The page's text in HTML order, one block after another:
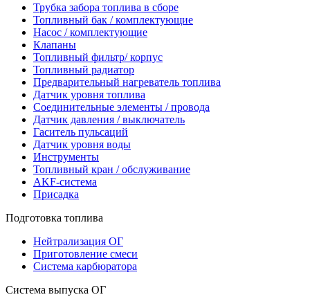
Трубка забора топлива в сборе
Топливный бак / комплектующие
Насос / комплектующие
Клапаны
Топливный фильтр/ корпус
Топливный радиатор
Предварительный нагреватель топлива
Датчик уровня топлива
Соединительные элементы / провода
Датчик давления / выключатель
Гаситель пульсаций
Датчик уровня воды
Инструменты
Топливный кран / обслуживание
AKF-система
Присадка
Подготовка топлива
Нейтрализация ОГ
Приготовление смеси
Система карбюратора
Система выпуска ОГ